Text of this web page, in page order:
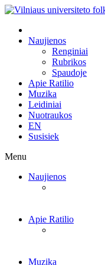
Naujienos
Renginiai
Rubrikos
Spaudoje
Apie Ratilio
Muzika
Leidiniai
Nuotraukos
EN
Susisiek
Menu
Naujienos
Apie Ratilio
Muzika